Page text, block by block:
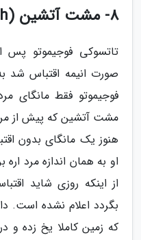
8- مشت آتشین (Fire Punch)
تاتسوکی فوجیموتو پس
صورت انیمه اقتباس شد
فوجیموتو فقط مانگای
مشت آتشین که پیش از
هنوز یک مانگای بدون
او به همان اندازه مرد
از اینکه روزی شاید
بگردد اعلام نشده است.
که زمین کاملا یخ زده و